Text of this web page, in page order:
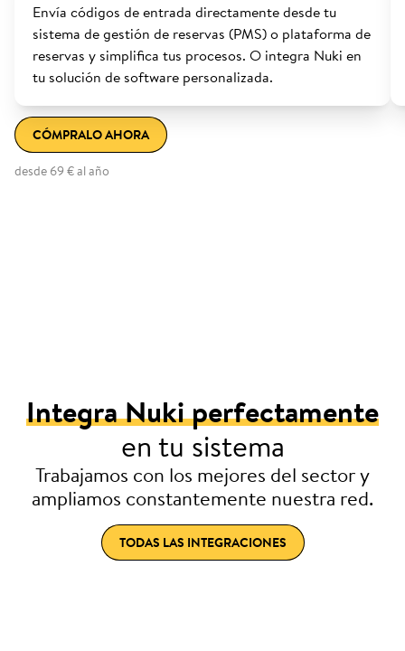
Envía códigos de entrada directamente desde tu
sistema de gestión de reservas (PMS) o plataforma de
reservas y simplifica tus procesos. O integra Nuki en
tu solución de software personalizada.
CÓMPRALO AHORA
desde 69 € al año
Integra Nuki perfectamente
en tu sistema
Trabajamos con los mejores del sector y
ampliamos constantemente nuestra red.
TODAS LAS INTEGRACIONES